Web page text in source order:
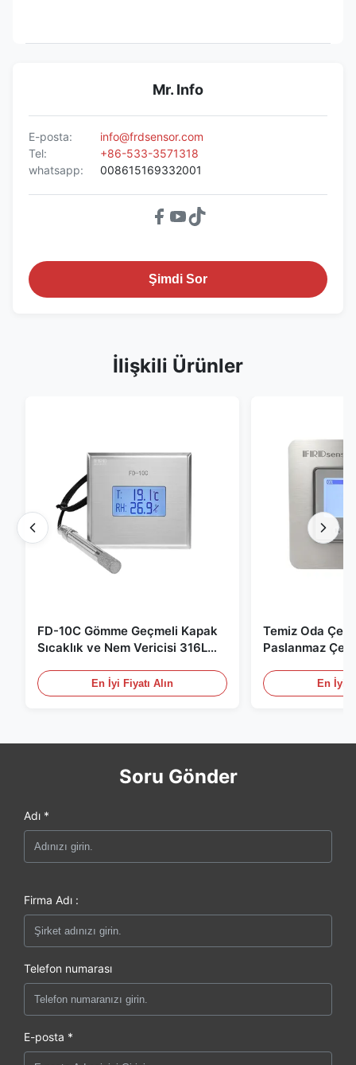
Mr. Info
E-posta:
info@frdsensor.com
Tel:
+86-533-3571318
whatsapp:
008615169332001
Şimdi Sor
İlişkili Ürünler
FD-10C Gömme Geçmeli Kapak
Sıcaklık ve Nem Vericisi 316L
En İyi Fiyatı Alın
Temiz Oda
Paslanmaz
için
En İyi
Soru Gönder
Adı *
Firma Adı :
Telefon numarası
E-posta *